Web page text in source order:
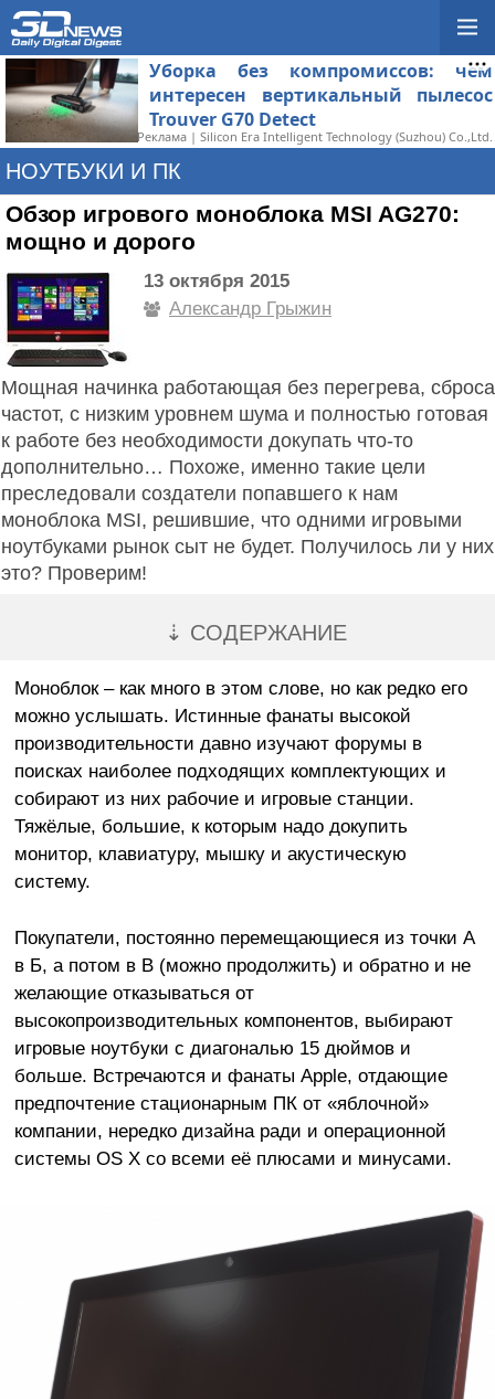
Уборка без компромиссов: чем
интересен вертикальный пылесос
Trouver G70 Detect
Реклама | Silicon Era Intelligent Technology (Suzhou) Co.,Ltd.
НОУТБУКИ И ПК
Обзор игрового моноблока MSI AG270:
мощно и дорого
13 октября 2015
Александр Грыжин
Мощная начинка работающая без перегрева, сброса
частот, с низким уровнем шума и полностью готовая
к работе без необходимости докупать что-то
дополнительно… Похоже, именно такие цели
преследовали создатели попавшего к нам
моноблока MSI, решившие, что одними игровыми
ноутбуками рынок сыт не будет. Получилось ли у них
это? Проверим!
⇣ СОДЕРЖАНИЕ
Моноблок – как много в этом слове, но как редко его
можно услышать. Истинные фанаты высокой
производительности давно изучают форумы в
поисках наиболее подходящих комплектующих и
собирают из них рабочие и игровые станции.
Тяжёлые, большие, к которым надо докупить
монитор, клавиатуру, мышку и акустическую
систему.
Покупатели, постоянно перемещающиеся из точки А
в Б, а потом в В (можно продолжить) и обратно и не
желающие отказываться от
высокопроизводительных компонентов, выбирают
игровые ноутбуки с диагональю 15 дюймов и
больше. Встречаются и фанаты Apple, отдающие
предпочтение стационарным ПК от «яблочной»
компании, нередко дизайна ради и операционной
системы OS X со всеми её плюсами и минусами.